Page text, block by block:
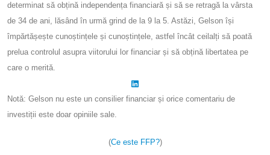
determinat să obțină independența financiară și să se retragă la vârsta
de 34 de ani, lăsând în urmă grind de la 9 la 5. Astăzi, Gelson își
împărtășește cunoștințele și cunoștințele, astfel încât ceilalți să poată
prelua controlul asupra viitorului lor financiar și să obțină libertatea pe
care o merită.
Notă: Gelson nu este un consilier financiar și orice comentariu de
investiții este doar opiniile sale.
(Ce este FFP?)